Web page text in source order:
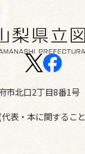
市北口2丁目8番1号
表・本に関するこ